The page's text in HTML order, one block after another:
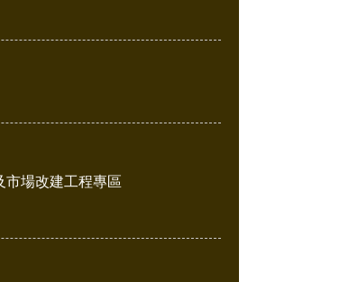
市場改建工程專區